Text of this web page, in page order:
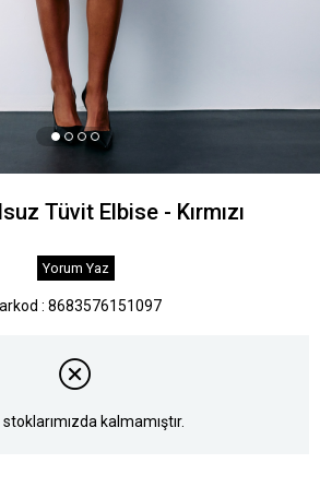
Tüvit Elbise - Kırmızı
Yorum Yaz
: 8683576151097
kalmamıştır.